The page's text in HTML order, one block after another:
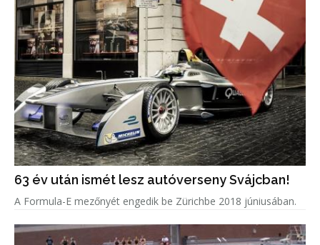
63 év után ismét lesz autóverseny Svájcban!
A Formula-E mezőnyét engedik be Zürichbe 2018 júniusában.